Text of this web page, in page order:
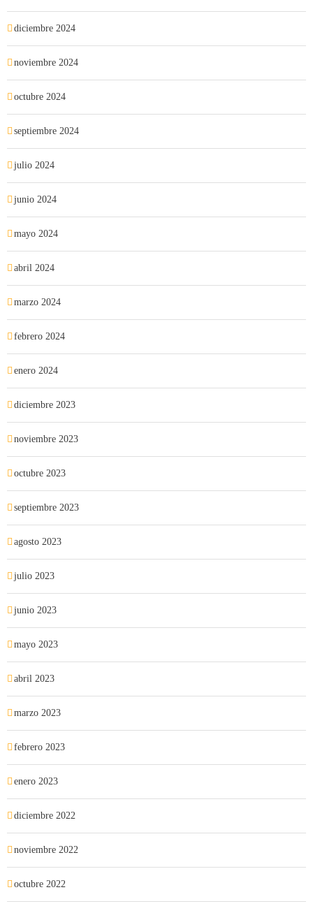
diciembre 2024
noviembre 2024
octubre 2024
septiembre 2024
julio 2024
junio 2024
mayo 2024
abril 2024
marzo 2024
febrero 2024
enero 2024
diciembre 2023
noviembre 2023
octubre 2023
septiembre 2023
agosto 2023
julio 2023
junio 2023
mayo 2023
abril 2023
marzo 2023
febrero 2023
enero 2023
diciembre 2022
noviembre 2022
octubre 2022